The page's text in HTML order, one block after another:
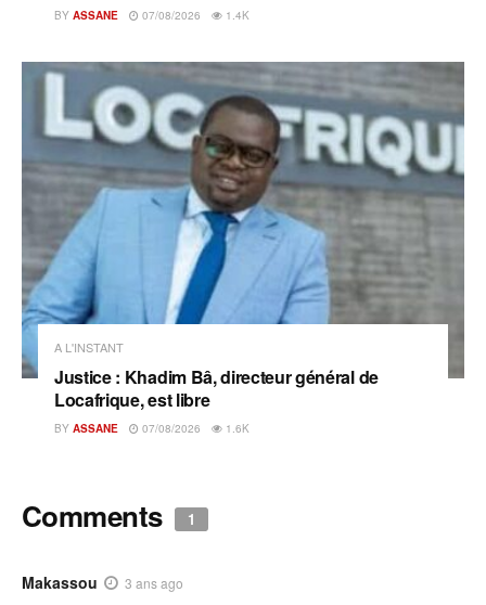
BY ASSANE 07/08/2026 1.4K
A L'INSTANT
Justice : Khadim Bâ, directeur général de
Locafrique, est libre
BY ASSANE 07/08/2026 1.6K
Comments 1
Makassou 3 ans ago